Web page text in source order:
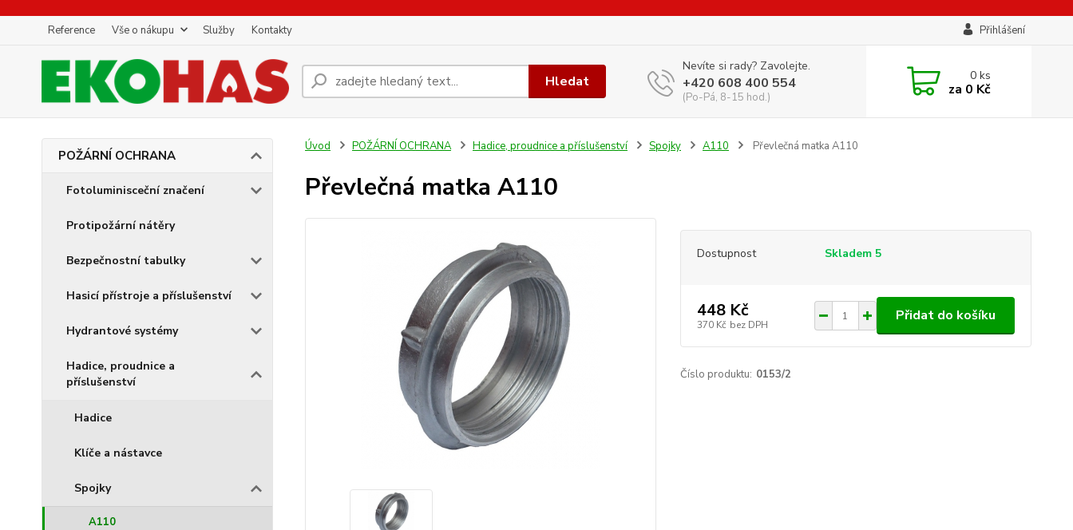
Reference Vše o nákupu Služby Kontakty Přihlášení
Hledat
Nevíte si rady? Zavolejte.
+420 608 400 554
(Po-Pá, 8-15 hod.)
0ks
za 0 Kč
POŽÁRNÍ OCHRANA
Fotoluminisceční značení
Protipožární nátěry
Bezpečnostní tabulky
Hasicí přístroje a příslušenství
Hydrantové systémy
Hadice, proudnice a
příslušenství
Hadice
Klíče a nástavce
Spojky
A110
Úvod POŽÁRNÍ OCHRANA Hadice, proudnice a příslušenství Spojky A110 Převlečná matka A110
Převlečná matka A110
Dostupnost Skladem 5
448 Kč
370 Kč bez DPH
Přidat do košíku
Číslo produktu: 0153/2